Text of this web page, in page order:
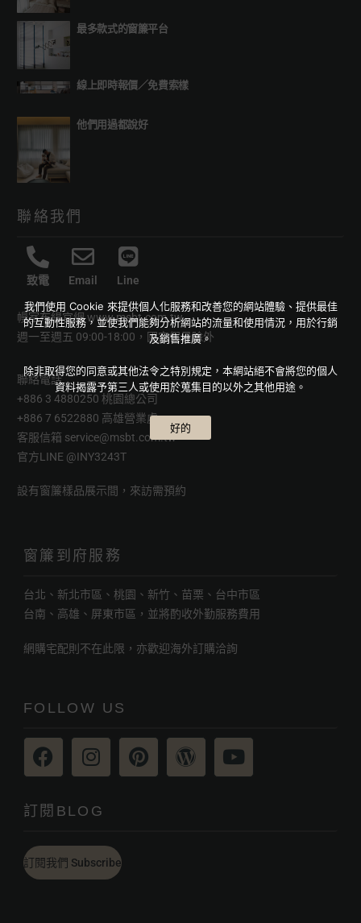
最多款式的窗簾平台
線上即時報價／免費索樣
他們用過都說好
聯絡我們
致電 Email Line
幔室布緹官網www.msbt.com.tw
週一至週五 09:00-18:00，國定假日除外
聯絡電話
+886 3 4880250 桃園總公司
+886 7 6522880 高雄營業處
客服信箱 service@msbt.com.tw
官方LINE @INY3243T
設有窗簾樣品展示間，來訪需預約
窗簾到府服務
台北、新北市區、桃園、新竹、苗栗、台中市區
台南、高雄、屏東市區，並將酌收外勤服務費用
網購宅配則不在此限，亦歡迎海外訂購洽詢
FOLLOW US
訂閱BLOG
訂閱我們 Subscribe
我們使用 Cookie 來提供個人化服務和改善您的網站體驗、提供最佳
的互動性服務，並使我們能夠分析網站的流量和使用情況，用於行銷
及銷售推廣。
除非取得您的同意或其他法令之特別規定，本網站絕不會將您的個人
資料揭露予第三人或使用於蒐集目的以外之其他用途。
好的